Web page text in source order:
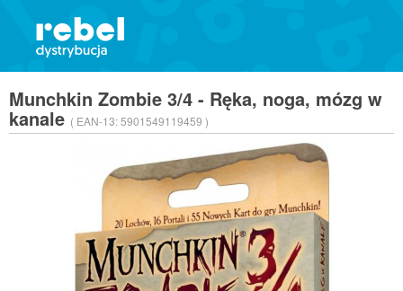
Munchkin Zombie 3/4 - Ręka, noga, mózg w
kanale ( EAN-13:5901549119459 )